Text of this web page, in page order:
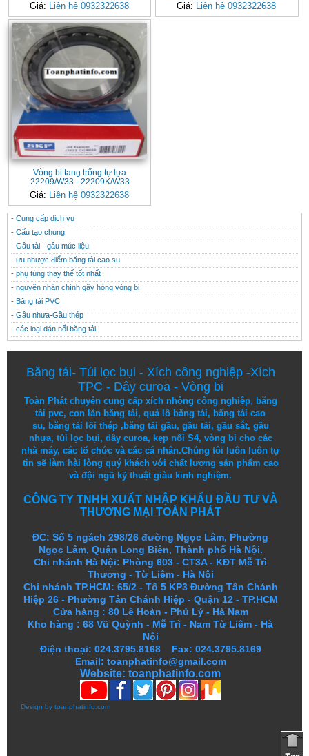
Giá: Liên hệ 0932322638 Giá: Liên hệ 0932322638
Vòng bi tang trống tự lựa
22209/W33 - 22209K/W33
Giá: Liên hệ 0932322638
CONTACT
THÔNG TIN HỮU ÍCH
- Cung cấp dịch vụ
- Cấu tạo chung
- Gầu tải - gầu múc liệu
- ưu nhược điểm băng tải cao su
- phụ tùng thay thế tốt nhất
- nguyên nhân chính gây hỏng vòng bi
- Băng tải PVC
- Gầu nhưa-Gầu thép
- các loại dán nối băng tải
Băng tải- Túi lọc bụi - Xích công nghiệp-Xích
TPC - Dây curoa - Vòng bi
Toàn Phát chuyên cung cấp xích nhông công nghiệp, băng
tải pvc,con lăn băng tải,quả lô băng tải, băng tải cao
su, băng tải lõi thép,băng tải gầu, gầu tải, gầu sắt, gầu
nhựa, túi lọc bụi, dây curoa, kẹp nối S4, vòng bi cho các
nhà máy, các tổ chức và các cá nhân.Chúng tôi luôn luôn tự
tin sẽ làm hài lòng quý khách với chất lượng sảnphẩm cao
và đội ngũ kỹ thuật giàu kinh nghiệm.
CÔNG TY TNHH XUẤT NHẬP KHẨU ĐẦU TƯ VÀ
THƯƠNG MẠI TOÀN PHÁT
ĐC: Số 5 ngách 298/26 đường Ngọc Lâm, Phường
Ngọc Lâm, Quận Long Biên, Thành phố Hà Nội.
Chi nhánh Hà Nội: Phòng 603 - CT3A - KĐT Mễ Trì
Thượng - Từ Liêm - Hà Nội
Chi nhánh TP.HCM: 65/2 - Tổ 5 KP3 Đường Tân Chánh
Hiệp 26 - Phường Tân Chánh Hiệp - Quận 12 - TP.HCM
Cửa hàng : 80 Lê Hoàn - Phủ Lý - Hà Nam
Kho hàng :68 Vũ Quỳnh - Mễ Trì - Nam Từ Liêm - Hà
Nội
Điện thoại: 024.3795.8168 Fax: 024.3795.8169
Email: toanphatinfo@gmail.com
Website: toanphatinfo.com
Design by toanphatinfo.com